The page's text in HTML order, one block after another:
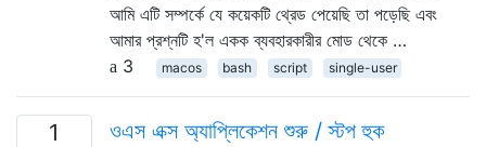
আমি এটি সম্পর্কে যে কয়েকটি থ্রেড পেয়েছি তা পড়েছি এবং
আমার প্রশ্নটি হ'ল একক ব্যবহারকারীর মোড থেকে …
3
macos bash script single-user
1 ওএস এক্স অ্যাপ্লিকেশন শুরু / স্টপ হুক